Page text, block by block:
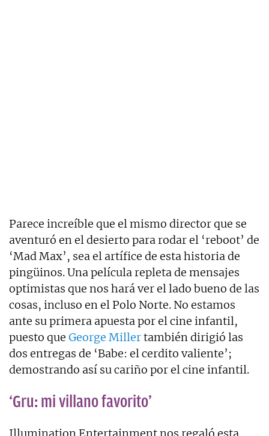
Parece increíble que el mismo director que se
aventuró en el desierto para rodar el ‘reboot’ de
‘Mad Max’, sea el artífice de esta historia de
pingüinos. Una película repleta de mensajes
optimistas que nos hará ver el lado bueno de las
cosas, incluso en el Polo Norte. No estamos
ante su primera apuesta por el cine infantil,
puesto que George Millertambién dirigió las
dos entregas de ‘Babe: el cerdito valiente’;
demostrando así su cariño por el cine infantil.
‘Gru: mi villano favorito’
Illumination Entertainment nos regaló esta